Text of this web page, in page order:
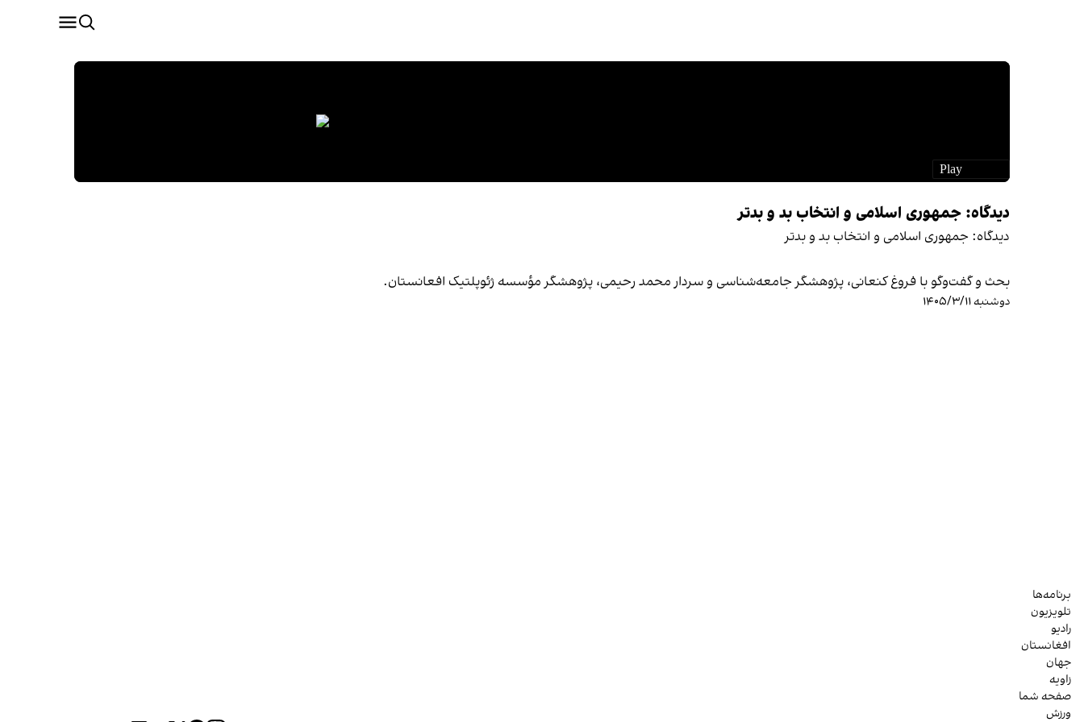
دیدگاه: جمهوری اسلامی و انتخاب بد و بدتر
دیدگاه: جمهوری اسلامی و انتخاب بد و بدتر
بحث و گفت‌وگو با فروغ کنعانی، پژوهشگر جامعه‌شناسی و سردار محمد رحیمی، پژوهشگر مؤسسه ژئوپلتیک افعانستان.
دوشنبه ۱۴۰۵/۳/۱۱
برنامه‌ها
تلویزیون
رادیو
افغانستان
جهان
زاویه
صفحه شما
ورزش